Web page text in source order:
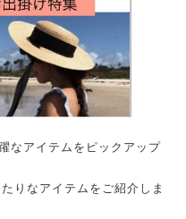
なアイテムをピックアップ
りなアイテムをご紹介しま